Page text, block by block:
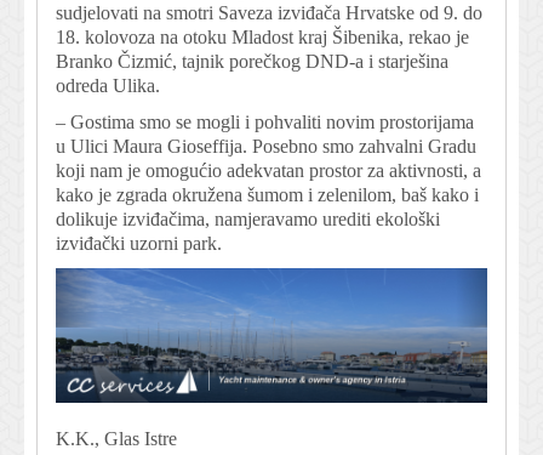
sudjelovati na smotri Saveza izviđača Hrvatske od 9. do
18. kolovoza na otoku Mladost kraj Šibenika, rekao je
Branko Čizmić, tajnik porečkog DND-a i starješina
odreda Ulika.
– Gostima smo se mogli i pohvaliti novim prostorijama
u Ulici Maura Gioseffija. Posebno smo zahvalni Gradu
koji nam je omogućio adekvatan prostor za aktivnosti, a
kako je zgrada okružena šumom i zelenilom, baš kako i
dolikuje izviđačima, namjeravamo urediti ekološki
izviđački uzorni park.
K.K., Glas Istre